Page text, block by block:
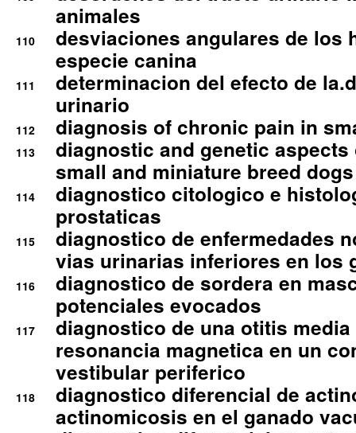
animales
110
desviaciones angulares de los
especie canina
111
determinacion del efecto de
urinario
112 diagnosis of chronic pain in
113
diagnostic and genetic
small and miniature breed
114
diagnostico citologico e
prostaticas
115
diagnostico de enfermedades
vias urinarias inferiores en los
116
diagnostico de sordera en
potenciales evocados
117
diagnostico de una otitis
resonancia magnetica en un
vestibular periferico
118
diagnostico diferencial de
actinomicosis en el ganado